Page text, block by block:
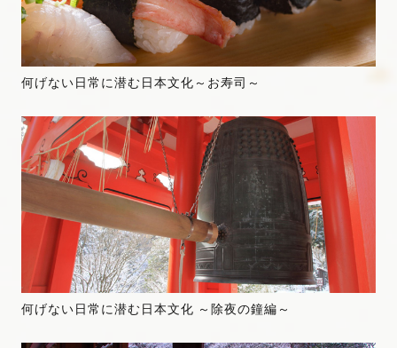
何げない日常に潜む日本文化～お寿司～
何げない日常に潜む日本文化 ～除夜の鐘編～